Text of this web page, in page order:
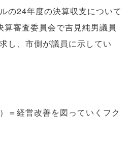
の24年度の決算収支について
審査委員会で吉見純男議員
し、市側が議員に示してい
＝経営改善を図っていくフク